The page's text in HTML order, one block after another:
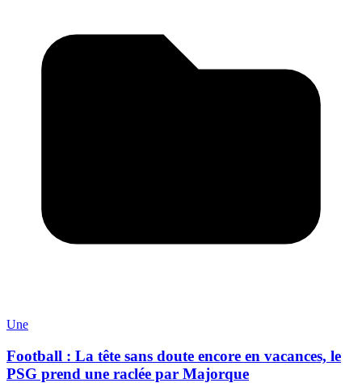
Une
Football : La tête sans doute encore en vacances, le
PSG prend une raclée par Majorque